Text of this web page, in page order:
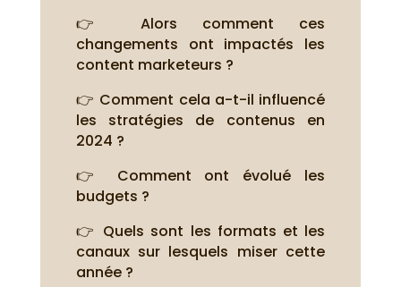
👉 Alors comment ces
changements ont impactés les
content marketeurs ?
👉 Comment cela a-t-il influencé
les stratégies de contenus en
2024 ?
👉 Comment ont évolué les
budgets ?
👉 Quels sont les formats et les
canaux sur lesquels miser cette
année ?